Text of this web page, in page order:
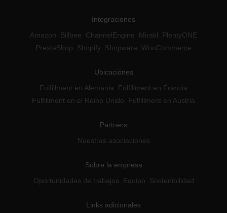
Integraciones
Amazon
Billbee ChannelEngine Mirakl
PlentyONE
PrestaShop
Shopify Shopware WooCommerce
Ubicaciónes
Fulfillment en Alemania
Fulfillment en Francia
Fulfillment en el Reino Unido
Fulfillment en Austria
Partners
Nuestras asociaciones
Sobre la empresa
Oportunidades de trabajos
Equipo Sostenibilidad
Links adicionales